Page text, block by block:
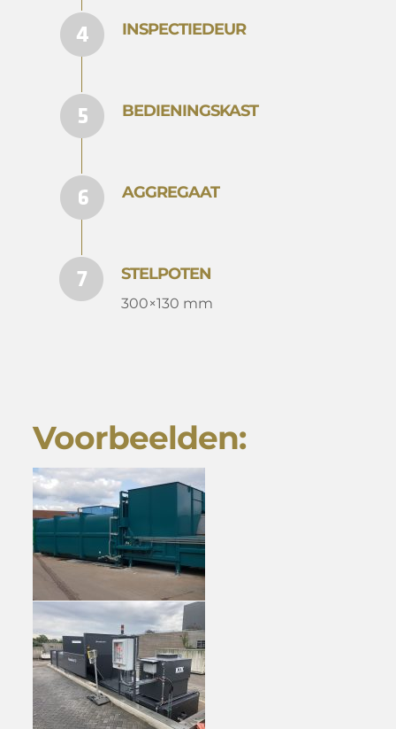
INSPECTIEDEUR
BEDIENINGSKAST
AGGREGAAT
STELPOTEN
300×130 mm
Voorbeelden: